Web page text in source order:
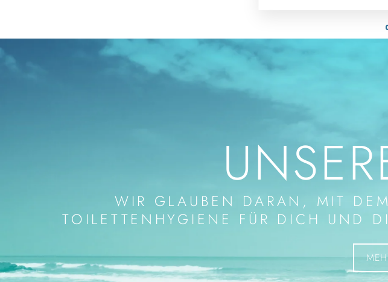
WIR GLAUBEN DARAN, MIT
TOILETTENHYGIENE FÜR DICH UND